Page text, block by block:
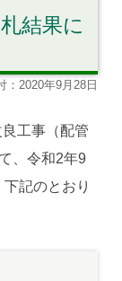
結果に
：2020年9月28日
工事（配管
、令和2年9
記のとおり